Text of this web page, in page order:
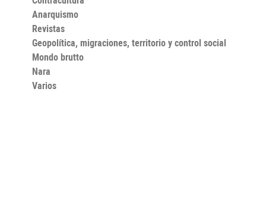
Anarquismo
Revistas
Geopolítica, migraciones, territorio y control social
Mondo brutto
Nara
Varios